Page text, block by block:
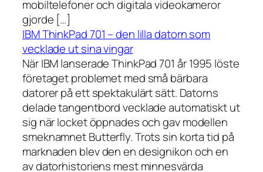
mobiltelefoner och digitala videokameror
gjorde […]
IBM ThinkPad 701 – den lilla datorn som
vecklade ut sina vingar
När IBM lanserade ThinkPad 701 år 1995 löste
företaget problemet med små bärbara
datorer på ett spektakulärt sätt. Datorns
delade tangentbord vecklade automatiskt ut
sig när locket öppnades och gav modellen
smeknamnet Butterfly. Trots sin korta tid på
marknaden blev den en designikon och en
av datorhistoriens mest minnesvärda